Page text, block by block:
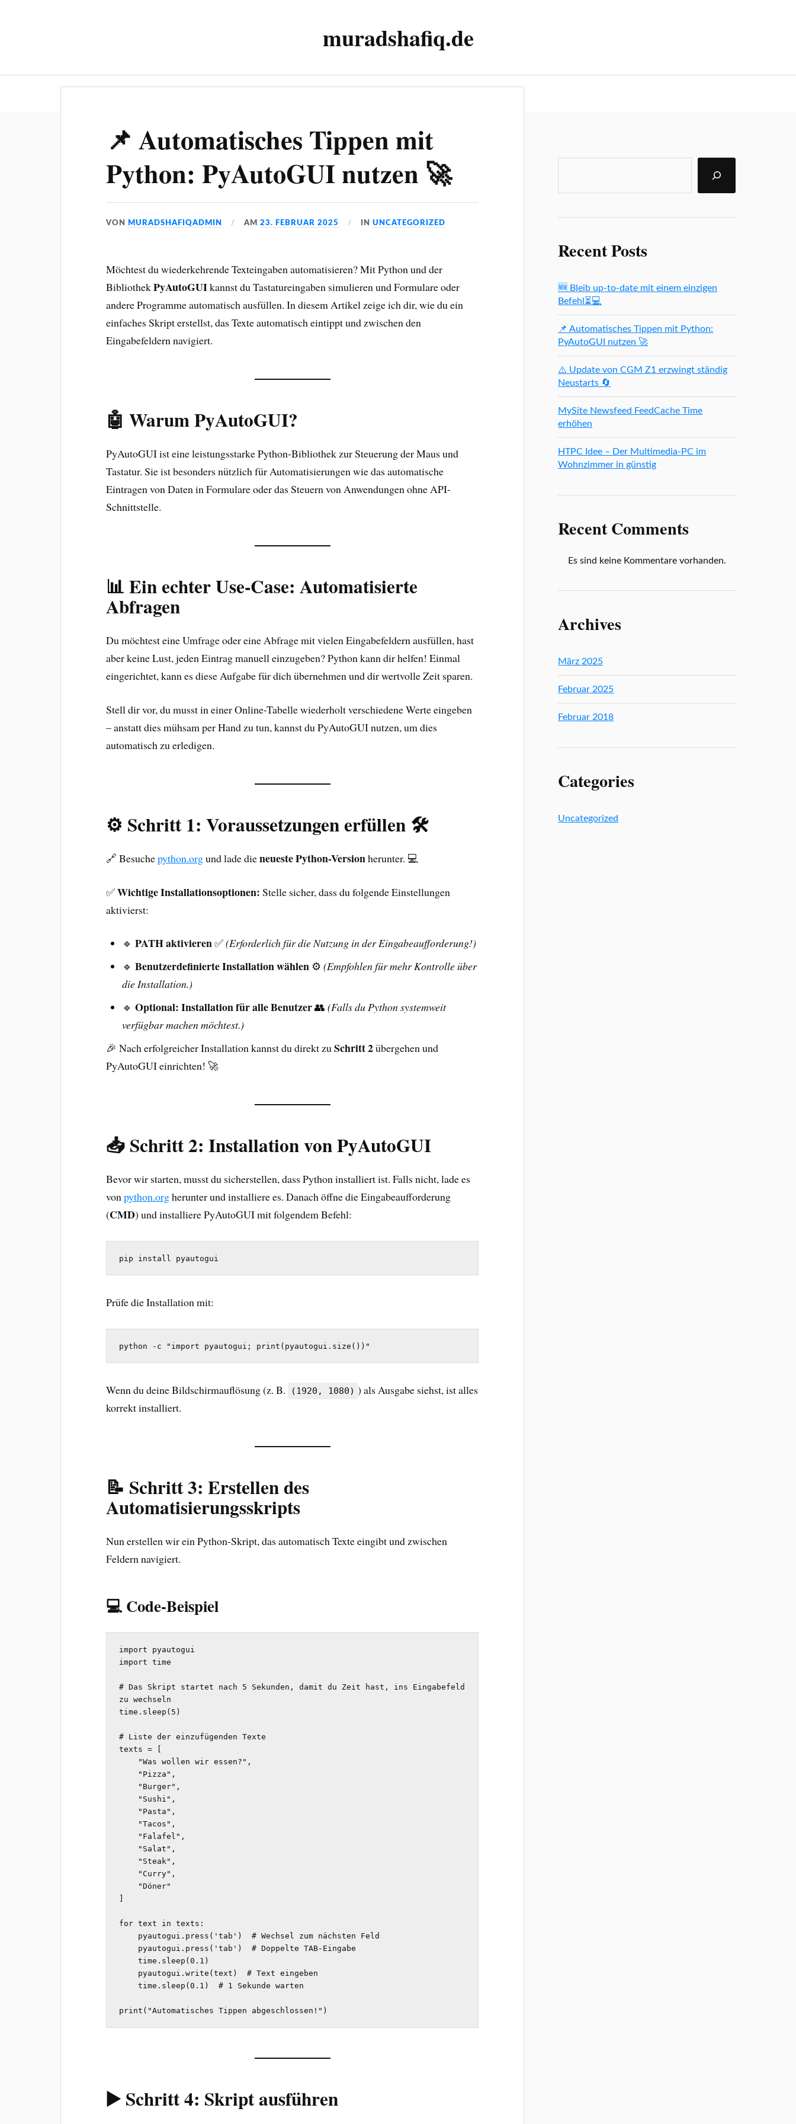
muradshafiq.de
📌 Automatisches Tippen mit
Python: PyAutoGUI nutzen 🚀
VON MURADSHAFIQADMIN AM23. FEBRUAR 2025 INUNCATEGORIZED
Möchtest du wiederkehrende Texteingaben automatisieren? Mit Python und der
BibliothekPyAutoGUIkannst du Tastatureingaben simulieren und Formulare oder
andere Programme automatisch ausfüllen. In diesem Artikel zeige ich dir, wie du ein
einfaches Skript erstellst, das Texte automatisch eintippt und zwischen den
Eingabefeldern navigiert.
🤖 Warum PyAutoGUI?
PyAutoGUI ist eine leistungsstarke Python-Bibliothek zur Steuerung der Maus und
Tastatur. Sie ist besonders nützlich für Automatisierungen wie das automatische
Eintragen von Daten in Formulare oder das Steuern von Anwendungen ohne API-
Schnittstelle.
📊 Ein echter Use-Case: Automatisierte
Abfragen
Du möchtest eine Umfrage oder eine Abfrage mit vielen Eingabefeldern ausfüllen, hast
aber keine Lust, jeden Eintrag manuell einzugeben? Python kann dir helfen! Einmal
eingerichtet, kann es diese Aufgabe für dich übernehmen und dir wertvolle Zeit sparen.
Stell dir vor, du musst in einer Online-Tabelle wiederholt verschiedene Werte eingeben
– anstatt dies mühsam per Hand zu tun, kannst du PyAutoGUI nutzen, um dies
automatisch zu erledigen.
⚙️ Schritt 1: Voraussetzungen erfüllen 🛠️
🔗 Besuchepython.orgund lade dieneueste Python-Versionherunter. 💻
✅Wichtige Installationsoptionen: Stelle sicher, dass du folgende Einstellungen
aktivierst:
🔹 PATH aktivieren✅(Erforderlich für die Nutzung in der Eingabeaufforderung!)
🔹 Benutzerdefinierte Installation wählen⚙️ (Empfohlen für mehr Kontrolle über
die Installation.)
🔹 Optional: Installation für alle Benutzer👥 (Falls du Python systemweit
verfügbar machen möchtest.)
🎉 Nach erfolgreicher Installation kannst du direkt zuSchritt 2übergehen und
PyAutoGUI einrichten! 🚀
📥 Schritt 2: Installation von PyAutoGUI
Bevor wir starten, musst du sicherstellen, dass Python installiert ist. Falls nicht, lade es
vonpython.orgherunter und installiere es. Danach öffne die Eingabeaufforderung
(CMD) und installiere PyAutoGUI mit folgendem Befehl:
pip install pyautogui
Prüfe die Installation mit:
python -c "import pyautogui; print(pyautogui.size())"
Wenn du deine Bildschirmauflösung (z. B. (1920, 1080) ) als Ausgabe siehst, ist alles
korrekt installiert.
📝 Schritt 3: Erstellen des
Automatisierungsskripts
Nun erstellen wir ein Python-Skript, das automatisch Texte eingibt und zwischen
Feldern navigiert.
💻 Code-Beispiel
import pyautogui
import time
# Das Skript startet nach 5 Sekunden, damit du Zeit hast, ins Eingabefeld
zu wechseln
time.sleep(5)
# Liste der einzufügenden Texte
texts = [
for text in texts:
print("Automatisches Tippen abgeschlossen!")
▶️ Schritt 4: Skript ausführen
Recent Posts
🆕 Bleib up-to-date mit einem einzigen
Befehl⏳💻
📌 Automatisches Tippen mit Python:
PyAutoGUI nutzen 🚀
⚠️ Update von CGM Z1 erzwingt ständig
Neustarts 🔄
MySite Newsfeed FeedCache Time
erhöhen
HTPC Idee – Der Multimedia-PC im
Wohnzimmer in günstig
Recent Comments
Es sind keine Kommentare vorhanden.
Archives
März 2025
Februar 2025
Februar 2018
Categories
Uncategorized